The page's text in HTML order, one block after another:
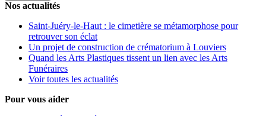
Nos actualités
Saint-Juéry-le-Haut : le cimetière se métamorphose pour
retrouver son éclat
Un projet de construction de crématorium à Louviers
Quand les Arts Plastiques tissent un lien avec les Arts
Funéraires
Voir toutes les actualités
Pour vous aider